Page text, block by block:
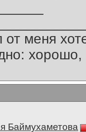
от меня
Баймухаметова